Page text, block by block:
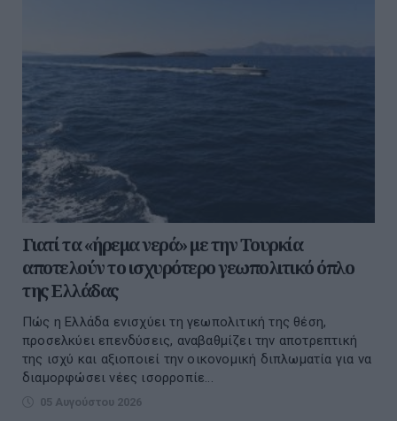
Γιατί τα «ήρεμα νερά» με την Τουρκία
αποτελούν το ισχυρότερο γεωπολιτικό όπλο
της Ελλάδας
Πώς η Ελλάδα ενισχύει τη γεωπολιτική της θέση,
προσελκύει επενδύσεις, αναβαθμίζει την αποτρεπτική
της ισχύ και αξιοποιεί την οικονομική διπλωματία για να
διαμορφώσει νέες ισορροπίε...
05 Αυγούστου 2026